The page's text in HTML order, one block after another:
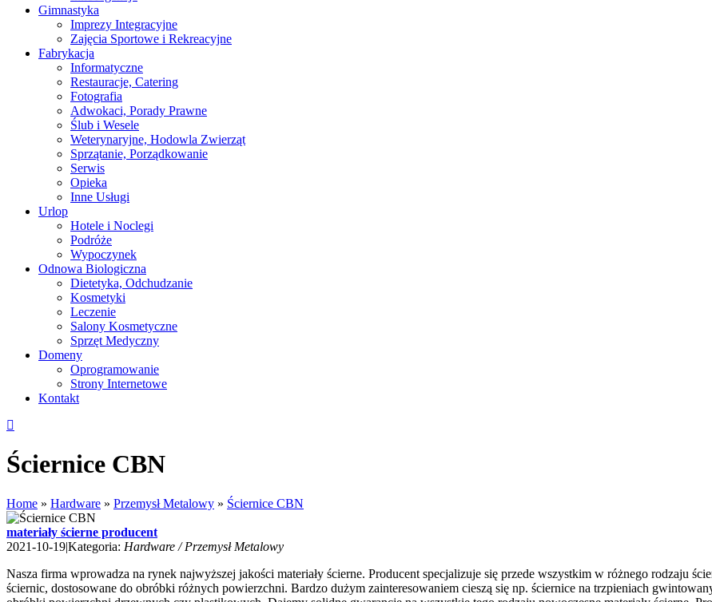
Gimnastyka
Imprezy Integracyjne
Zajęcia Sportowe i Rekreacyjne
Fabrykacja
Informatyczne
Restauracje, Catering
Fotografia
Adwokaci, Porady Prawne
Ślub i Wesele
Weterynaryjne, Hodowla Zwierząt
Sprzątanie, Porządkowanie
Serwis
Opieka
Inne Usługi
Urlop
Hotele i Noclegi
Podróże
Wypoczynek
Odnowa Biologiczna
Dietetyka, Odchudzanie
Kosmetyki
Leczenie
Salony Kosmetyczne
Sprzęt Medyczny
Domeny
Oprogramowanie
Strony Internetowe
Kontakt
Ściernice CBN
Home » Hardware » Przemysł Metalowy » Ściernice CBN
materiały ścierne producent
2021-10-19|Kategoria: Hardware / Przemysł Metalowy
Nasza firma wprowadza na rynek najwyższej jakości materiały ścierne. Producent specjalizuje się przede wszystkim w różnego rodzaju
ściernic, dostosowane do obróbki różnych powierzchni. Bardzo dużym zainteresowaniem cieszą się np. ściernice na trzpieniach